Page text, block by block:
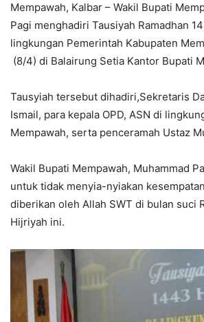
Mempawah, Kalbar – Wakil Bupati
Pagi menghadiri Tausiyah Ramadhan
lingkungan Pemerintah Kabupaten
(8/4) di Balairung Setia Kantor Bupati
Tausyiah tersebut dihadiri,Sekretaris
Ismail, para kepala OPD, ASN di
Mempawah, serta penceramah Ustaz
Wakil Bupati Mempawah, Muhammad
untuk tidak menyia-nyiakan
diberikan oleh Allah SWT di bulan suci
Hijriyah ini.